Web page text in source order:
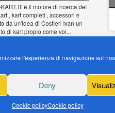
l'esperienza di navigazione sul
Deny
Cookie policyCookie policy
è il motore di ricerca del
, kart completi , accessori e
da un'idea di Costieri Ivan un
di kart propio come voi...
il tuo annuncio
News